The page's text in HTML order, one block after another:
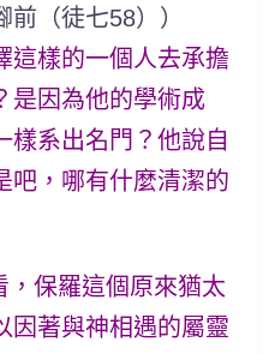
（徒七58））
這樣的一個人去承擔
是因為他的學術成
樣系出名門？他說自
吧，哪有什麼清潔的
保羅這個原來猶太
因著與神相遇的屬靈